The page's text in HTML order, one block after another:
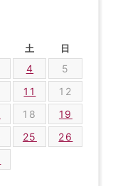
土 日
4
5
11
12
18
19
25
26